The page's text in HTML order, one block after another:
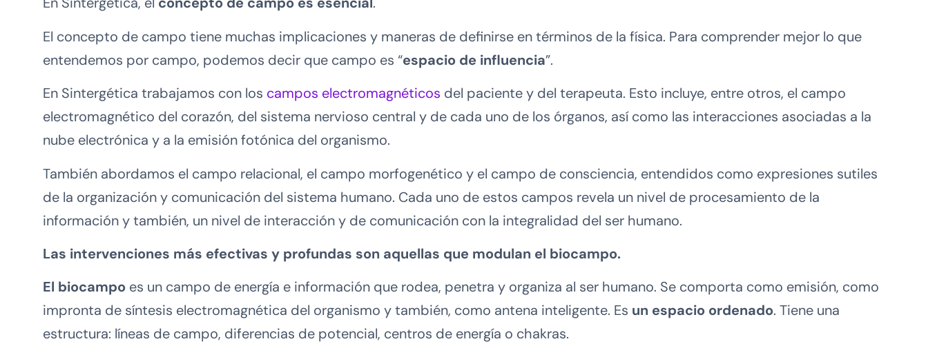
El concepto de campo tiene muchas implicaciones y maneras de definirse en términos de la física. Para comprender mejor lo que
entendemos por campo, podemos decir que campo es “espacio de influencia”.
En Sintergética trabajamos con los campos electromagnéticos del paciente y del terapeuta. Esto incluye, entre otros, el campo
electromagnético del corazón, del sistema nervioso central y de cada uno de los órganos, así como las interacciones asociadas a la
nube electrónica y a la emisión fotónica del organismo.
También abordamos el campo relacional, el campo morfogenético y el campo de consciencia, entendidos como expresiones sutiles
de la organización y comunicación del sistema humano. Cada uno de estos campos revela un nivel de procesamiento de la
información y también, un nivel de interacción y de comunicación con la integralidad del ser humano.
Las intervenciones más efectivas y profundas son aquellas que modulan el biocampo.
El biocampo es un campo de energía e información que rodea, penetra y organiza al ser humano. Se comporta como emisión, como
impronta de síntesis electromagnética del organismo y también, como antena inteligente. Es un espacio ordenado. Tiene una
estructura: líneas de campo, diferencias de potencial, centros de energía o chakras.